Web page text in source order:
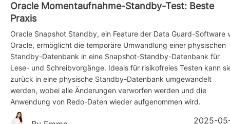
Oracle Momentaufnahme-Standby-Test: Beste
Praxis
Oracle Snapshot Standby, ein Feature der Data Guard-Software
Oracle, ermöglicht die temporäre Umwandlung einer physischen
Standby-Datenbank in eine Snapshot-Standby-Datenbank für
Lese- und Schreibvorgänge. Ideals für risikofreies Testen kann
zurück in eine physische Standby-Datenbank umgewandelt
werden, wobei alle Änderungen verworfen werden und die
Anwendung von Redo-Daten wieder aufgenommen wird.
2025-